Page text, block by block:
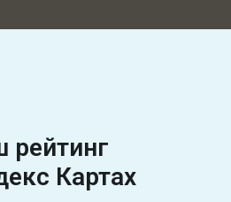
рейтинг
Картах